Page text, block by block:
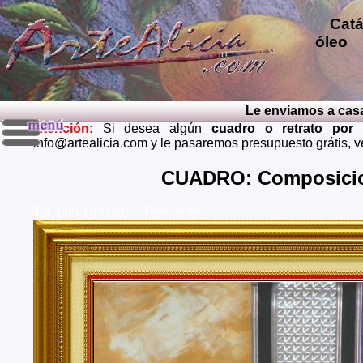
óleo
grátis
Cruz
Teruel,
Le enviamos a casa
Atención: Si desea algún cuadro o retrato por
info@artealicia.com y le pasaremos presupuesto grátis,
CUADRO: